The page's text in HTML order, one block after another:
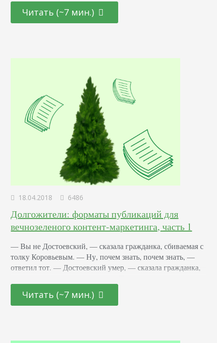
отзывы. Вы хотите утвердиться в топе? Тогда
продолжайте читать. Работать с Твиттером просто. И
Читать (~7 мин.)
18.04.2018 6486
Долгожители: форматы публикаций для
вечнозеленого контент-маркетинга, часть 1
— Вы не Достоевский, — сказала гражданка, сбиваемая с
толку Коровьевым. — Ну, почем знать, почем знать, —
ответил тот. — Достоевский умер, — сказала гражданка,
воскликнул Бегемот. — Достоевский бессмертен! Из
классической литературы можно почерпнуть много
Читать (~7 мин.)